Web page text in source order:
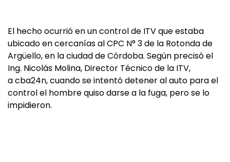
El hecho ocurrió en un control de ITV que estaba
ubicado en cercanías al CPC N° 3 de la Rotonda de
Argüello, en la ciudad de Córdoba. Según precisó el
Ing. Nicolás Molina, Director Técnico de la ITV,
a cba24n, cuando se intentó detener al auto para el
control el hombre quiso darse a la fuga, pero se lo
impidieron.